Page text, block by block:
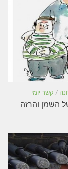
/ קשר יומי
השמן והרזה